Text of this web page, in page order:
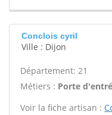
Conclois cyril
Ville : Dijon
Département: 21
Métiers : Porte
Voir la fiche artisan :